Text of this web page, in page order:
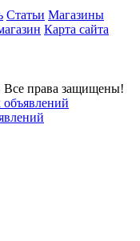
Статьи Магазины
Карта сайта
Все права защищены!